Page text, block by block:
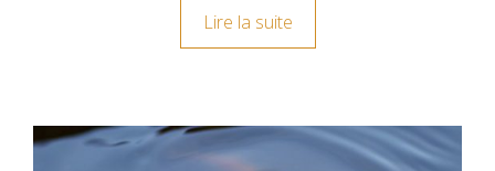
Lire la suite